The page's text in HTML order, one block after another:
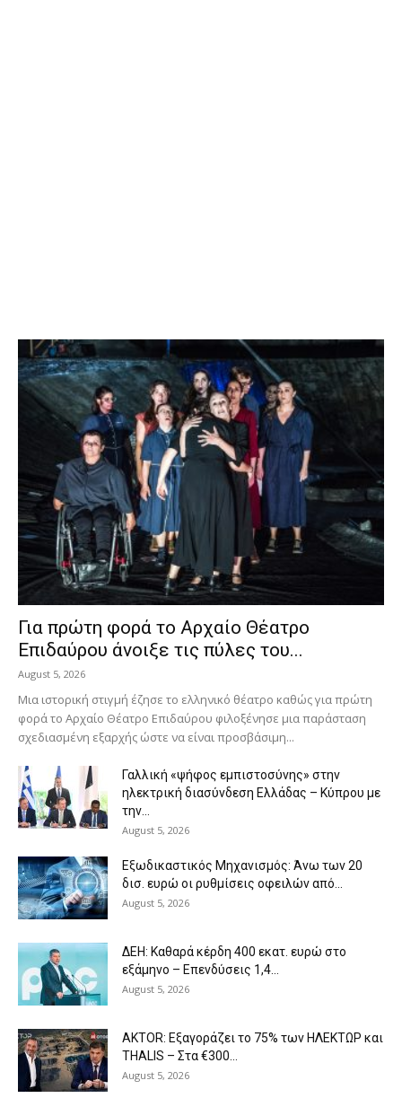
Για πρώτη φορά το Αρχαίο Θέατρο
Επιδαύρου άνοιξε τις πύλες του...
August 5, 2026
Μια ιστορική στιγμή έζησε το ελληνικό θέατρο καθώς για πρώτη
φορά το Αρχαίο Θέατρο Επιδαύρου φιλοξένησε μια παράσταση
σχεδιασμένη εξαρχής ώστε να είναι προσβάσιμη...
Γαλλική «ψήφος εμπιστοσύνης» στην
ηλεκτρική διασύνδεση Ελλάδας – Κύπρου με
την...
August 5, 2026
Eξωδικαστικός Μηχανισμός: Άνω των 20
δισ. ευρώ οι ρυθμίσεις οφειλών από...
August 5, 2026
ΔΕΗ: Καθαρά κέρδη 400 εκατ. ευρώ στο
εξάμηνο – Επενδύσεις 1,4...
August 5, 2026
AKTOR: Εξαγοράζει το 75% των ΗΛΕΚΤΩΡ και
THALIS – Στα €300...
August 5, 2026